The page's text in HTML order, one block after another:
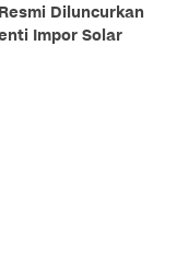
Diluncurkan
Impor Solar